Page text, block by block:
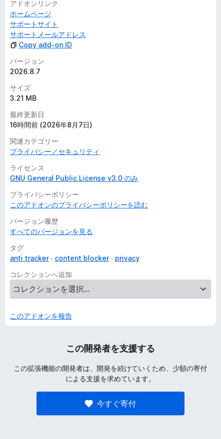
アドオンリンク
ホームページ
サポートサイト
サポートメールアドレス
Copy add-on ID
バージョン
2026.8.7
サイズ
3.21 MB
最終更新日
16時間前 (2026年8月7日)
関連カテゴリー
プライバシー／セキュリティ
ライセンス
GNU General Public License v3.0 のみ
プライバシーポリシー
このアドオンのプライバシーポリシーを読む
バージョン履歴
すべてのバージョンを見る
タグ
anti tracker
content blocker
privacy
コレクションへ追加
このアドオンを報告
この開発者を支援する
この拡張機能の開発者は、開発を続けていくため、少額の寄付
による支援を求めています。
今すぐ寄付